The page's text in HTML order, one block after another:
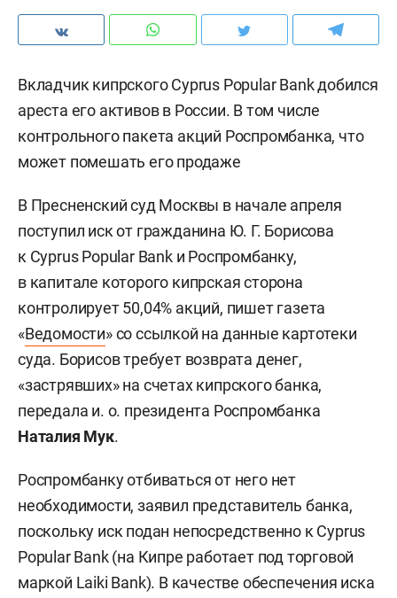
Вкладчик кипрского Cyprus Popular Bank добился
ареста его активов в России. В том числе
контрольного пакета акций Роспромбанка, что
может помешать его продаже
В Пресненский суд Москвы в начале апреля
поступил иск от гражданина Ю. Г. Борисова
к Cyprus Popular Bank и Роспромбанку,
в капитале которого кипрская сторона
контролирует 50,04% акций, пишет газета
«Ведомости» со ссылкой на данные картотеки
суда. Борисов требует возврата денег,
«застрявших» на счетах кипрского банка,
передала и. о. президента Роспромбанка
Наталия Мук.
Роспромбанку отбиваться от него нет
необходимости, заявил представитель банка,
поскольку иск подан непосредственно к Cyprus
Popular Bank (на Кипре работает под торговой
маркой Laiki Bank). В качестве обеспечения иска